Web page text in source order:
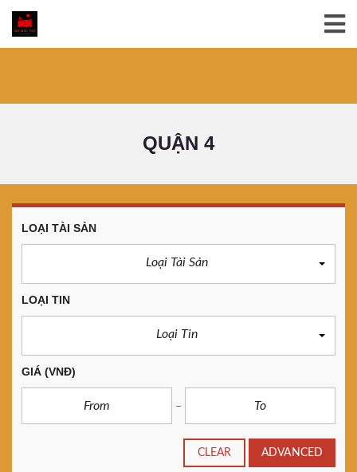
QUẬN 4
LOẠI TÀI SẢN
Loại Tài Sản
LOẠI TIN
Loại Tin
GIÁ (VNĐ)
CLEAR ADVANCED